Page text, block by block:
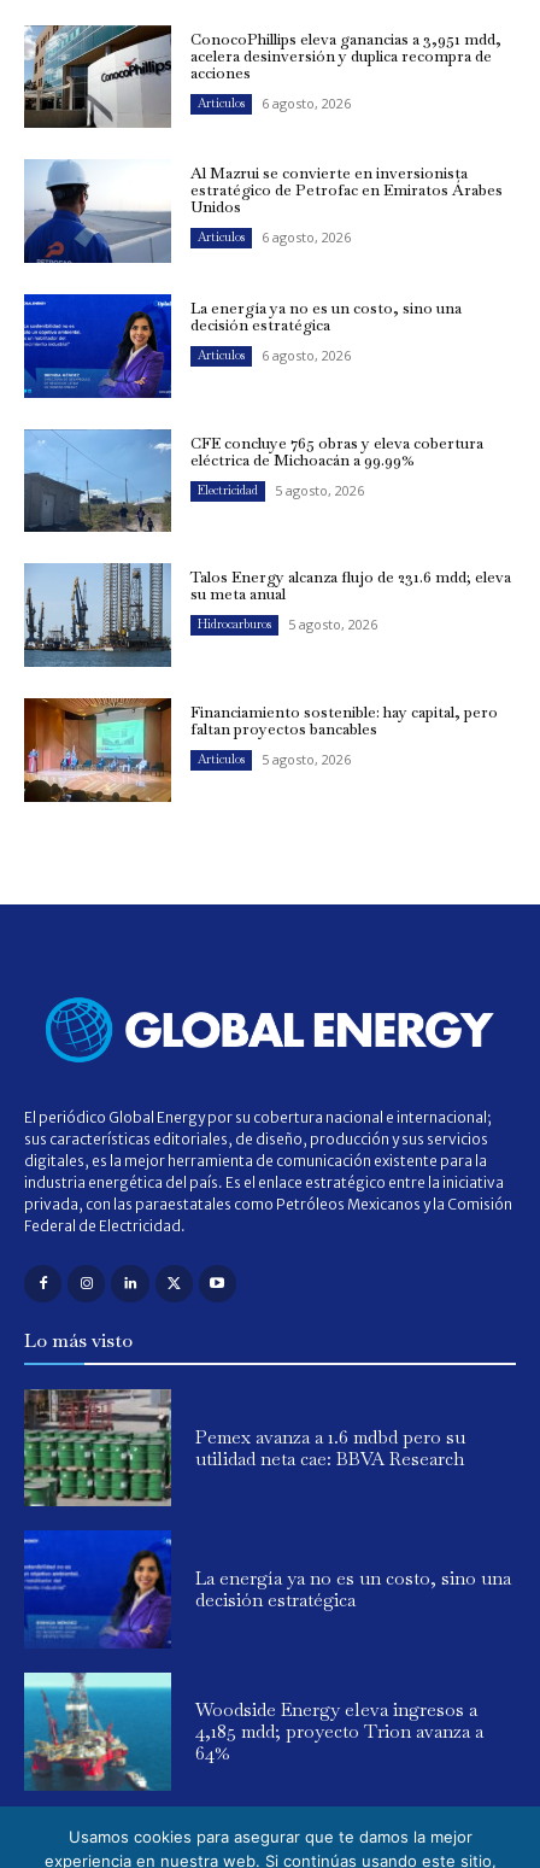
ConocoPhillips eleva ganancias a 3,951 mdd,
acelera desinversión y duplica recompra de
acciones
Artículos 6 agosto, 2026
Al Mazrui se convierte en inversionista
estratégico de Petrofac en Emiratos Árabes
Unidos
Artículos 6 agosto, 2026
La energía ya no es un costo, sino una
decisión estratégica
Artículos 6 agosto, 2026
CFE concluye 765 obras y eleva cobertura
eléctrica de Michoacán a 99.99%
Electricidad 5 agosto, 2026
Talos Energy alcanza flujo de 231.6 mdd; eleva
su meta anual
Hidrocarburos 5 agosto, 2026
Financiamiento sostenible: hay capital, pero
faltan proyectos bancables
Artículos 5 agosto, 2026
El periódico Global Energy por su cobertura nacional e internacional;
sus características editoriales, de diseño, producción y sus servicios
digitales, es la mejor herramienta de comunicación existente para la
industria energética del país. Es el enlace estratégico entre la iniciativa
privada, con las paraestatales como Petróleos Mexicanos y la Comisión
Federal de Electricidad.
Lo más visto
Pemex avanza a 1.6 mdbd pero su
utilidad neta cae: BBVA Research
La energía ya no es un costo, sino una
decisión estratégica
Woodside Energy eleva ingresos a
4,185 mdd; proyecto Trion avanza a
64%
Usamos cookies para asegurar que te damos la mejor
experiencia en nuestra web. Si continúas usando este sitio,